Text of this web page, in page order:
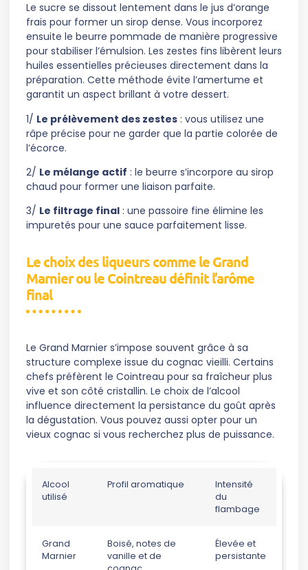
Le sucre se dissout lentement dans le jus d’orange
frais pour former un sirop dense. Vous incorporez
ensuite le beurre pommade de manière progressive
pour stabiliser l’émulsion. Les zestes fins libèrent leurs
huiles essentielles précieuses directement dans la
préparation. Cette méthode évite l’amertume et
garantit un aspect brillant à votre dessert.
1/ Le prélèvement des zestes : vous utilisez une
râpe précise pour ne garder que la partie colorée de
l’écorce.
2/ Le mélange actif : le beurre s’incorpore au sirop
chaud pour former une liaison parfaite.
3/ Le filtrage final : une passoire fine élimine les
impuretés pour une sauce parfaitement lisse.
Le choix des liqueurs comme le Grand
Marnier ou le Cointreau définit l’arôme
final
Le Grand Marnier s’impose souvent grâce à sa
structure complexe issue du cognac vieilli. Certains
chefs préfèrent le Cointreau pour sa fraîcheur plus
vive et son côté cristallin. Le choix de l’alcool
influence directement la persistance du goût après
la dégustation. Vous pouvez aussi opter pour un
vieux cognac si vous recherchez plus de puissance.
Alcool
utilisé
Profil aromatique
Intensité
du
flambage
Grand
Marnier
Boisé, notes de
vanille et de
Élevée et
persistante